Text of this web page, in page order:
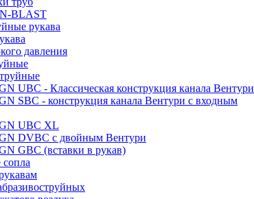
BLAST
рукава
давления
UBC - Классическая конструкция канала Вентури
SBC - конструкция канала Вентури c входным
UBC XL
DVBC с двойным Вентури
GBC (вставки в рукав)